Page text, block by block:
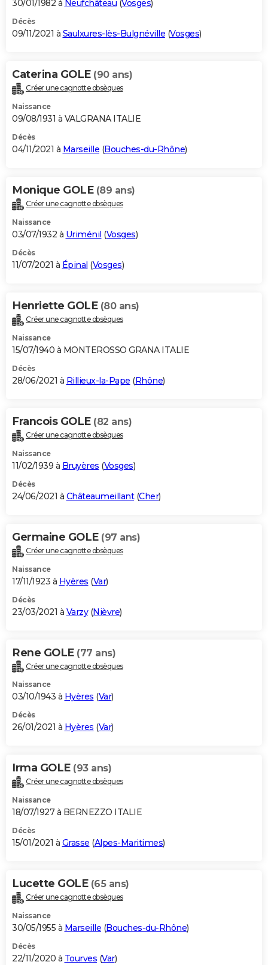
30/01/1982 à Neufchâteau (Vosges)
Décès
09/11/2021 à Saulxures-lès-Bulgnéville (Vosges)
Caterina GOLE (90 ans)
Créer une cagnotte obsèques
Naissance
09/08/1931 à VALGRANA ITALIE
Décès
04/11/2021 à Marseille (Bouches-du-Rhône)
Monique GOLE (89 ans)
Créer une cagnotte obsèques
Naissance
03/07/1932 à Uriménil (Vosges)
Décès
11/07/2021 à Épinal (Vosges)
Henriette GOLE (80 ans)
Créer une cagnotte obsèques
Naissance
15/07/1940 à MONTEROSSO GRANA ITALIE
Décès
28/06/2021 à Rillieux-la-Pape (Rhône)
Francois GOLE (82 ans)
Créer une cagnotte obsèques
Naissance
11/02/1939 à Bruyères (Vosges)
Décès
24/06/2021 à Châteaumeillant(Cher)
Germaine GOLE (97 ans)
Créer une cagnotte obsèques
Naissance
17/11/1923 à Hyères (Var)
Décès
23/03/2021 à Varzy(Nièvre)
Rene GOLE (77 ans)
Créer une cagnotte obsèques
Naissance
03/10/1943 à Hyères (Var)
Décès
26/01/2021 à Hyères (Var)
Irma GOLE (93 ans)
Créer une cagnotte obsèques
Naissance
18/07/1927 à BERNEZZO ITALIE
Décès
15/01/2021 à Grasse (Alpes-Maritimes)
Lucette GOLE (65 ans)
Créer une cagnotte obsèques
Naissance
30/05/1955 à Marseille (Bouches-du-Rhône)
Décès
22/11/2020 à Tourves (Var)